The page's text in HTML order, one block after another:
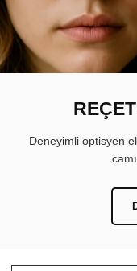
Deneyimli optisyen